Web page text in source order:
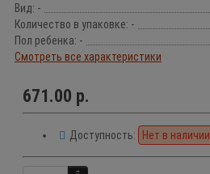
Вид: -
Количество в упаковке: -
Пол ребенка: -
Смотреть все характеристики
671.00 р.
Доступность: Нет в наличии